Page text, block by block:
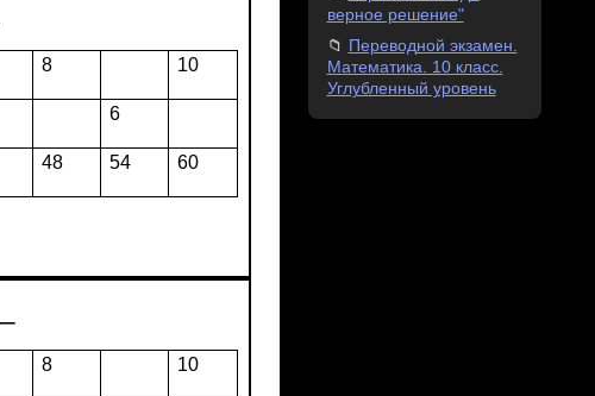
8 10
6
48 54 60
8 10
верное решение"
Переводной экзамен.
Математика. 10 класс.
Углубленный уровень